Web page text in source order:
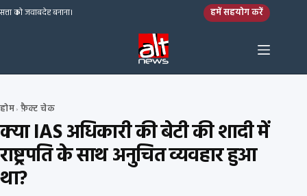
Skip to content
सत्ता को जवाबदेह बनाना। हमें सहयोग करें
होम› फ़ैक्ट चेक
क्या IAS अधिकारी की बेटी की शादी में
राष्ट्रपति के साथ अनुचित व्‍यवहार हुआ
था?